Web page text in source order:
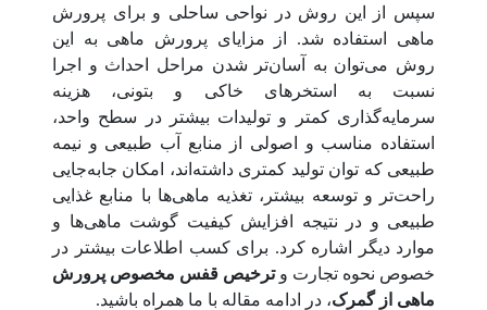
سپس از این روش در نواحی ساحلی و برای پرورش
ماهی استفاده شد. از مزایای پرورش ماهی به این
روش می‌توان به آسان‌تر شدن مراحل احداث و اجرا
نسبت به استخرهای خاکی و بتونی، هزینه
سرمایه‌گذاری کمتر و تولیدات بیشتر در سطح واحد،
استفاده مناسب و اصولی از منابع آب طبیعی و نیمه
طبیعی که توان تولید کمتری داشته‌اند، امکان جا‌به‌جایی
راحت‌تر و توسعه بیشتر، تغذیه ماهی‌ها با منابع غذایی
طبیعی و در نتیجه افزایش کیفیت گوشت ماهی‌ها و
موارد دیگر اشاره کرد. برای کسب اطلاعات بیشتر در
خصوص نحوه تجارت وترخیص قفس مخصوص پرورش
ماهی از گمرک، در ادامه مقاله با ما همراه باشید.